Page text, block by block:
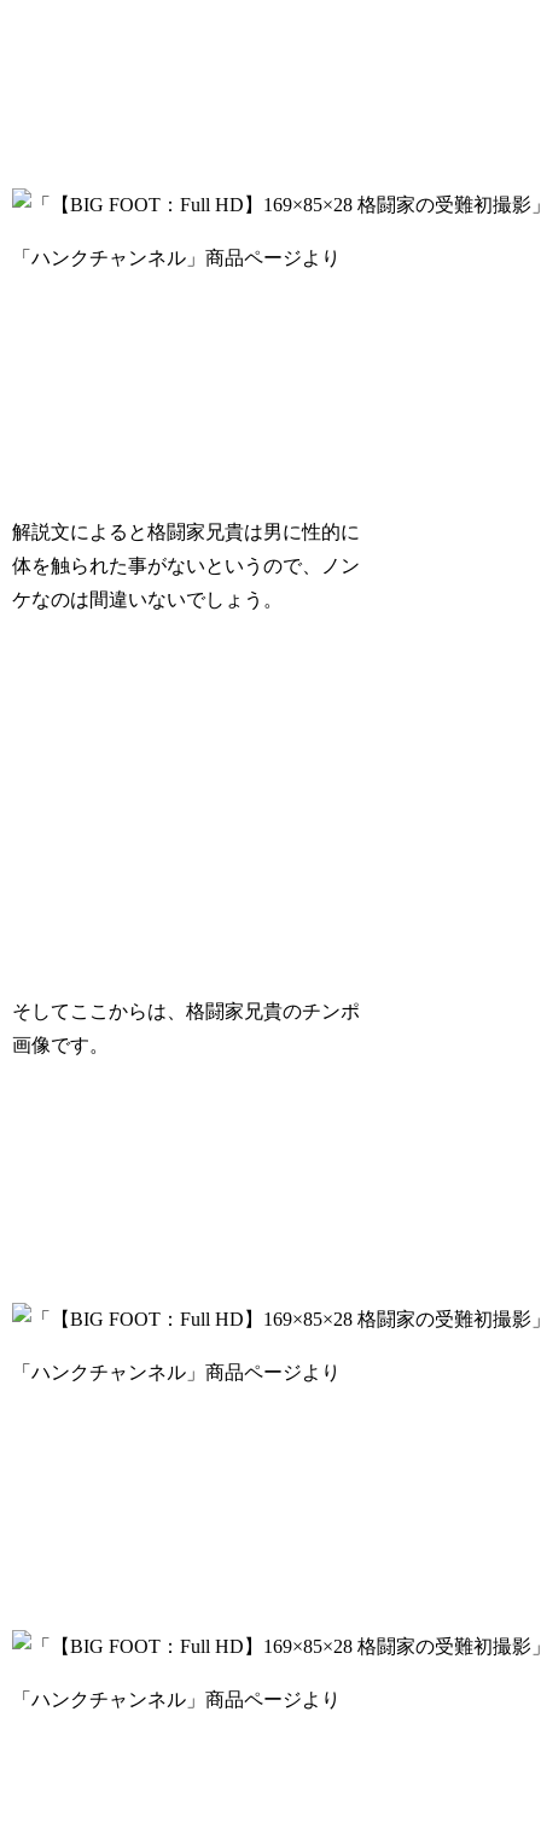
「ハンクチャンネル」商品ページより
解説文によると格闘家兄貴は男に性的に
体を触られた事がないというので、ノン
ケなのは間違いないでしょう。
そしてここからは、格闘家兄貴のチンポ
画像です。
「ハンクチャンネル」商品ページより
「ハンクチャンネル」商品ページより